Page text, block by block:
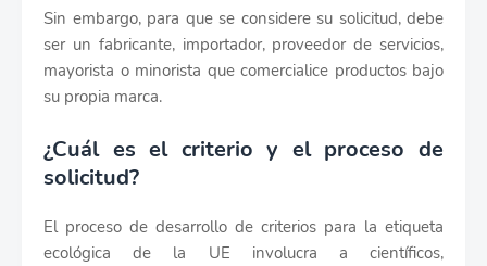
Sin embargo, para que se considere su solicitud, debe
ser un fabricante, importador, proveedor de servicios,
mayorista o minorista que comercialice productos bajo
su propia marca.
¿Cuál es el criterio y el proceso de
solicitud?
El proceso de desarrollo de criterios para la etiqueta
ecológica de la UE involucra a científicos,